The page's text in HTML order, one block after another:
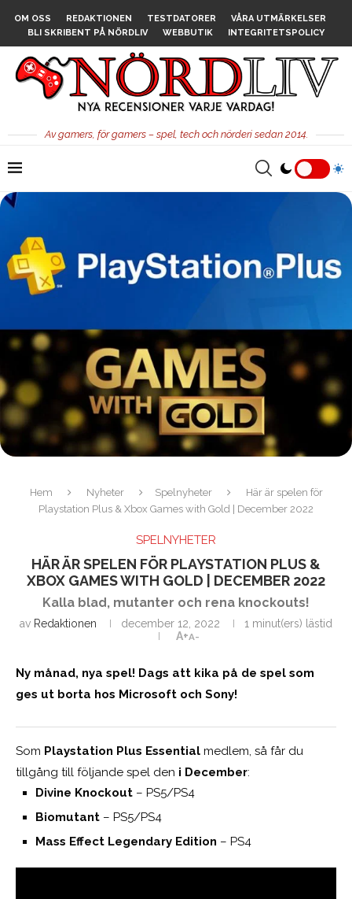
OM OSS REDAKTIONEN TESTDATORER
VÅRA UTMÄRKELSER
BLI SKRIBENT PÅ NÖRDLIV
WEBBUTIK INTEGRITETSPOLICY
Av gamers, för gamers – spel, tech och nörderi sedan 2014.
Hem Nyheter Spelnyheter
Här är spelen för
Playstation Plus & Xbox Games with Gold | December 2022
SPELNYHETER
HÄR ÄR SPELEN FÖR PLAYSTATION PLUS &
XBOX GAMES WITH GOLD | DECEMBER 2022
Kalla blad, mutanter och rena knockouts!
av Redaktionen december 12, 2022
1 minut(ers) lästid
A+A-
Ny månad, nya spel! Dags att kika på de spel som
ges ut borta hos Microsoft och Sony!
Som Playstation Plus Essential medlem, så får du
tillgång till följande spel den i December:
Divine Knockout – PS5/PS4
Biomutant – PS5/PS4
Mass Effect Legendary Edition – PS4